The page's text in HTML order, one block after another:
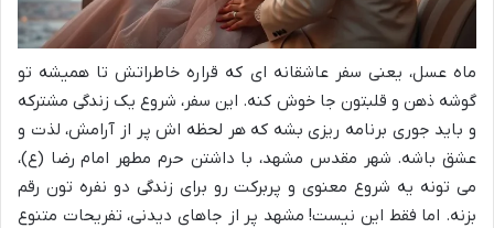
ماه عسل، یعنی سفر عاشقانه ای که قراره خاطراتش تا همیشه تو
گوشه ذهن و قلبتون جا خوش کنه. این سفر، شروع یک زندگی مشترکه
و باید جوری برنامه ریزی بشه که هر لحظه اش پر از آرامش، لذت و
عشق باشه. شهر مقدس مشهد، با داشتن حرم مطهر امام رضا (ع)،
می تونه یه شروع معنوی و پربرکت رو برای زندگی دو نفره تون رقم
بزنه. اما فقط این نیست! مشهد پر از جاهای دیدنی، تفریحات متنوع